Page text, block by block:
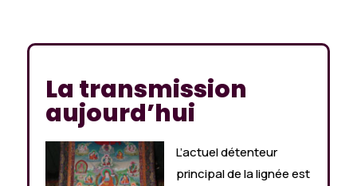
La transmission
aujourd’hui
L’actuel détenteur
principal de la lignée est